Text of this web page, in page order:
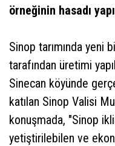
örneğinin hasadı
Sinop tarımında yeni
tarafından üretimi
Sinecan köyünde
katılan Sinop Valisi
konuşmada, "Sinop
yetiştirilebilen ve